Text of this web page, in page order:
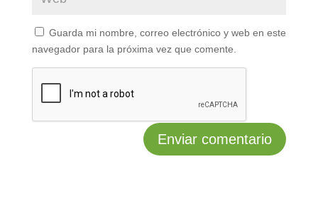
Guarda mi nombre, correo electrónico y web en este
navegador para la próxima vez que comente.